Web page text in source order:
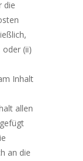
die
oder (ii)
Inhalt
allen
an die